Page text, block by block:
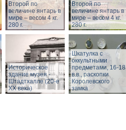
Второй по
величине янтарь в
мире – весом 4 кг.
280 г.
Второй по
величине янтарь в
мире – весом 4 кг.
280 г.
Историческое
здание музея -
Штадтхалле (20-е
XX века)
Шкатулка с
оккультными
предметами, 16-18
в.в., раскопки
Королевского
замка